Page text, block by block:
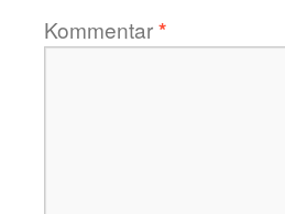
Kommentar*